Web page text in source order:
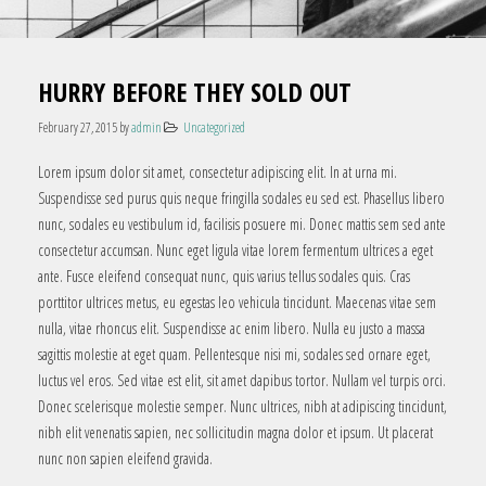
HURRY BEFORE THEY SOLD OUT
February 27, 2015byadmin Uncategorized
Lorem ipsum dolor sit amet, consectetur adipiscing elit. In at urna mi.
Suspendisse sed purus quis neque fringilla sodales eu sed est. Phasellus libero
nunc, sodales eu vestibulum id, facilisis posuere mi. Donec mattis sem sed ante
consectetur accumsan. Nunc eget ligula vitae lorem fermentum ultrices a eget
ante. Fusce eleifend consequat nunc, quis varius tellus sodales quis. Cras
porttitor ultrices metus, eu egestas leo vehicula tincidunt. Maecenas vitae sem
nulla, vitae rhoncus elit. Suspendisse ac enim libero. Nulla eu justo a massa
sagittis molestie at eget quam. Pellentesque nisi mi, sodales sed ornare eget,
luctus vel eros. Sed vitae est elit, sit amet dapibus tortor. Nullam vel turpis orci.
Donec scelerisque molestie semper. Nunc ultrices, nibh at adipiscing tincidunt,
nibh elit venenatis sapien, nec sollicitudin magna dolor et ipsum. Ut placerat
nunc non sapien eleifend gravida.